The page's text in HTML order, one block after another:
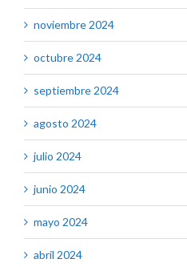
noviembre 2024
octubre 2024
septiembre 2024
agosto 2024
julio 2024
junio 2024
mayo 2024
abril 2024